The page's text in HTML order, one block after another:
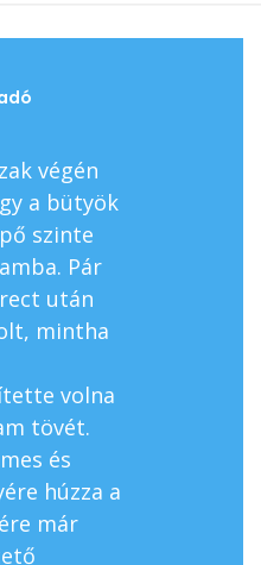
végén
a bütyök
szinte
Pár
után
mintha
volna
tövét.
és
húzza a
már